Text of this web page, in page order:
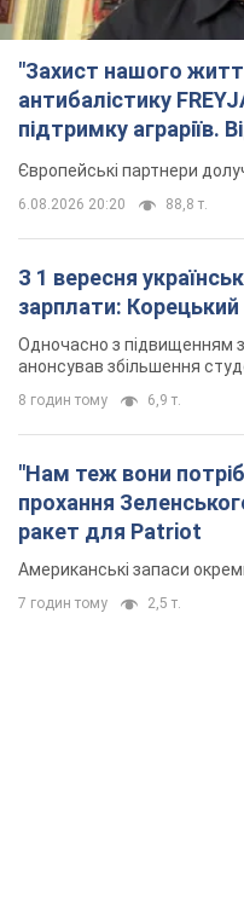
"Захист нашого
антибалістику
підтримку аграріїв.
Європейські партнери
6.08.2026 20:20 88,8 т.
З 1 вересня
зарплати:
Одночасно з підвищенням
анонсував збільшення
8 годин тому 6,9 т.
"Нам теж вони
прохання
ракет для Patriot
Американські запаси
7 годин тому 2,5 т.